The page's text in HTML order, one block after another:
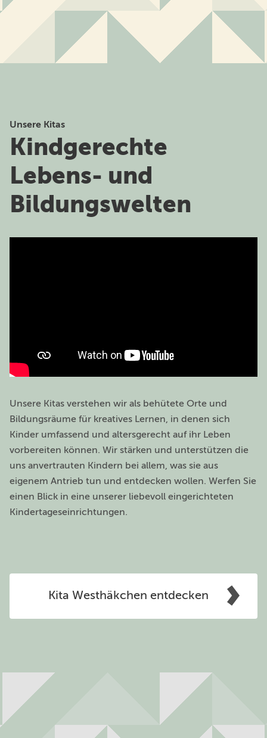
Unsere Kitas
Kindgerechte
Lebens- und
Bildungswelten
Unsere Kitas verstehen wir als behütete Orte und
Bildungsräume für kreatives Lernen, in denen sich
Kinder umfassend und altersgerecht auf ihr Leben
vorbereiten können. Wir stärken und unterstützen die
uns anvertrauten Kindern bei allem, was sie aus
eigenem Antrieb tun und entdecken wollen. Werfen Sie
einen Blick in eine unserer liebevoll eingerichteten
Kindertageseinrichtungen.
Kita Westhäkchen entdecken